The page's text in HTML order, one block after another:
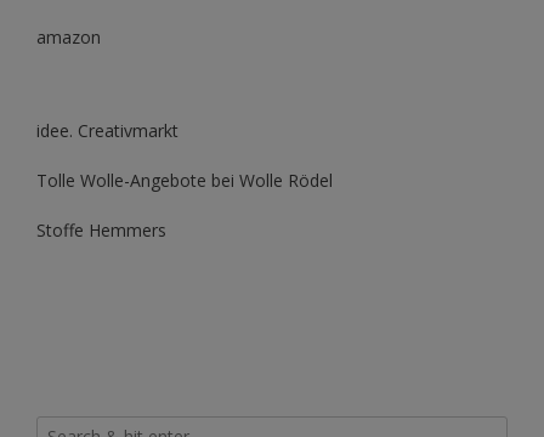
amazon
idee. Creativmarkt
Tolle Wolle-Angebote bei Wolle Rödel
Stoffe Hemmers